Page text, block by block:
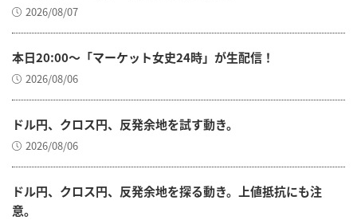
2026/08/07
本日20:00～「マーケット女史24時」が生配信！
2026/08/06
ドル円、クロス円、反発余地を試す動き。
2026/08/06
ドル円、クロス円、反発余地を探る動き。上値抵抗にも注
意。